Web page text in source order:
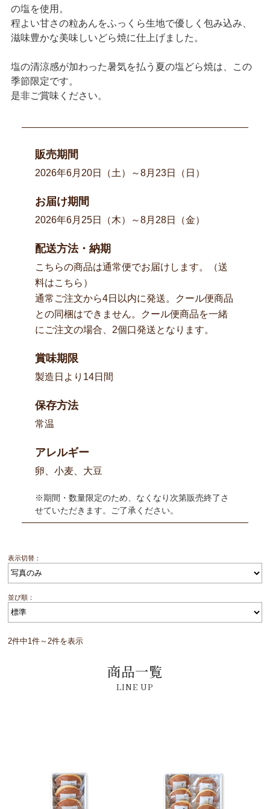
の塩を使用。
程よい甘さの粒あんをふっくら生地で優しく包み込み、
滋味豊かな美味しいどら焼に仕上げました。
塩の清涼感が加わった暑気を払う夏の塩どら焼は、この
季節限定です。
是非ご賞味ください。
販売期間
2026年6月20日（土）～8月23日（日）
お届け期間
2026年6月25日（木）～8月28日（金）
配送方法・納期
こちらの商品は通常便でお届けします。（送
料はこちら ）
通常ご注文から4日以内に発送。クール便商品
との同梱はできません。クール便商品を一緒
にご注文の場合、2個口発送となります。
賞味期限
製造日より14日間
保存方法
常温
アレルギー
卵、小麦、大豆
※期間・数量限定のため、なくなり次第販売終了さ
せていただきます。ご了承ください。
表示切替：
並び順：
2件中1件～2件を表示
商品一覧